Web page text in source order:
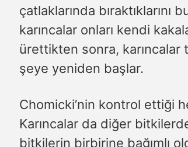
çatlaklarında
karıncalar onları kendi
ürettikten sonra, karıncalar
şeye yeniden başlar.
Chomicki’nin kontrol ettiği
Karıncalar da diğer
bitkilerin birbirine bağımlı